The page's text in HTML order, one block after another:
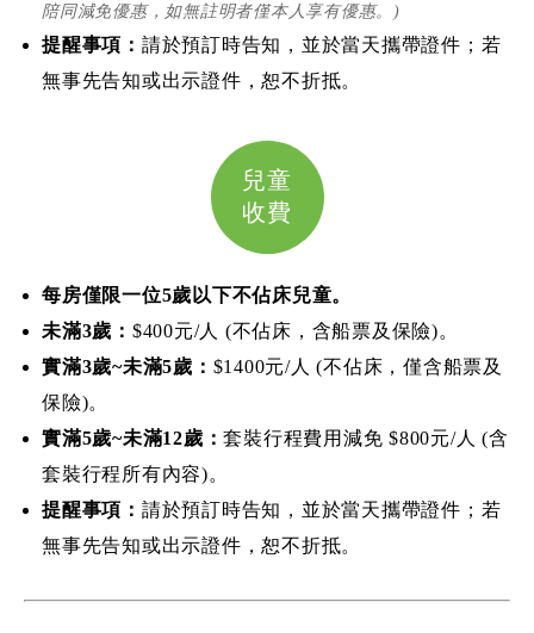
陪同減免優惠，如無註明者僅本人享有優惠。)
提醒事項： 請於預訂時告知，並於當天攜帶證件；若
無事先告知或出示證件，恕不折抵。
兒童
收費
每房僅限一位5歲以下不佔床兒童。
未滿3歲 ： $400元/人 (不佔床，含船票及保險)。
實滿3歲~未滿5歲： $1400元/人 (不佔床，僅含船票及
保險)。
實滿5歲~未滿12歲：套裝行程費用減免 $800元/人 (含
套裝行程所有內容)。
提醒事項： 請於預訂時告知，並於當天攜帶證件；若
無事先告知或出示證件，恕不折抵。